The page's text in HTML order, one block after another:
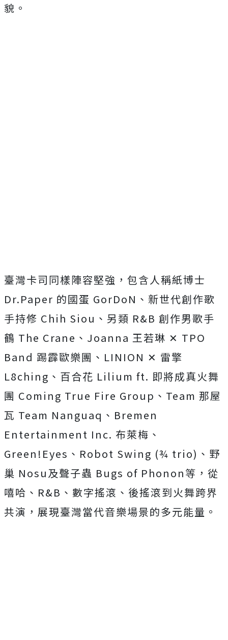
貌。
臺灣卡司同樣陣容堅強，包含人稱紙博士
Dr.Paper 的國蛋 GorDoN、新世代創作歌
手持修 Chih Siou、另類 R&B 創作男歌手
鶴 The Crane、Joanna 王若琳 ✕ TPO
Band 踢霹歐樂團、LINION ✕ 雷擎
L8ching、百合花 Lilium ft. 即將成真火舞
團 Coming True Fire Group、Team 那屋
瓦 Team Nanguaq、Bremen
Entertainment Inc. 布萊梅、
Green!Eyes、Robot Swing (¾ trio)、野
巢 Nosu及聲子蟲 Bugs of Phonon等，從
嘻哈、R&B、數字搖滾、後搖滾到火舞跨界
共演，展現臺灣當代音樂場景的多元能量。